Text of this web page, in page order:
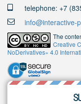
telephone: +7
info@interactive-
The
Creative
NoDerivatives» 4.0